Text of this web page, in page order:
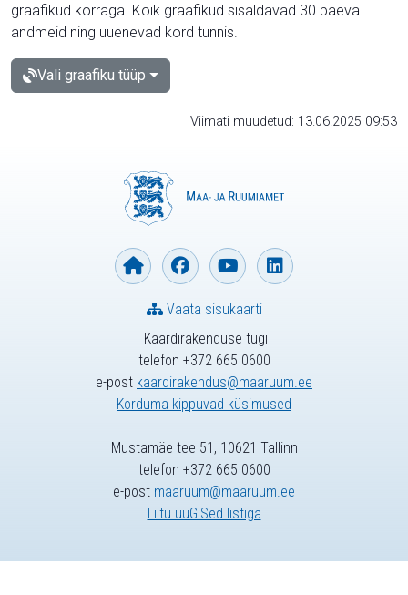
graafikud korraga. Kõik graafikud sisaldavad 30 päeva
andmeid ning uuenevad kord tunnis.
Vali graafiku tüüp
Viimati muudetud: 13.06.2025 09:53
Kaardirakenduse tugi
telefon +372 665 0600
e-post kaardirakendus@maaruum.ee
Korduma kippuvad küsimused
Vaata sisukaarti
Mustamäe tee 51, 10621 Tallinn
telefon +372 665 0600
e-post maaruum@maaruum.ee
Liitu uuGISed listiga